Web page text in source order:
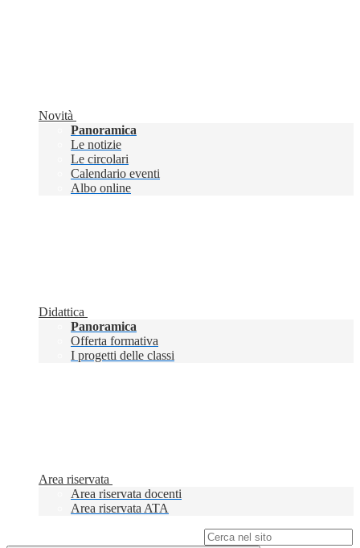
Novità
Panoramica
Le notizie
Le circolari
Calendario eventi
Albo online
Didattica
Panoramica
Offerta formativa
I progetti delle classi
Area riservata
Area riservata docenti
Area riservata ATA